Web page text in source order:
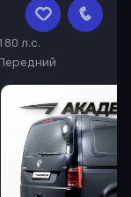
л.с.
Передний